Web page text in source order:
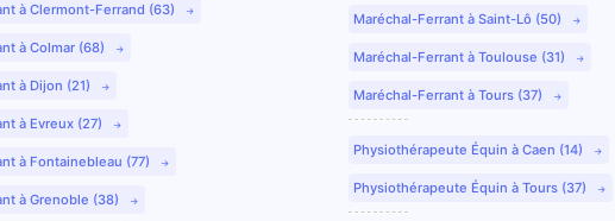
à Clermont-Ferrand (63)
à Colmar (68)
à Dijon (21)
à Evreux (27)
à Fontainebleau (77)
à Grenoble (38)
Maréchal-Ferrant à Saint-Lô (50)
Maréchal-Ferrant à Toulouse (31)
Maréchal-Ferrant à Tours (37)
Physiothérapeute Équin à Caen (14)
Physiothérapeute Équin à Tours (37)